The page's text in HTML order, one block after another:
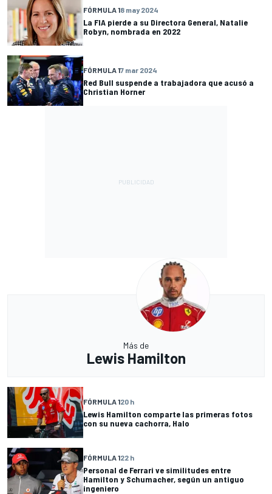
FÓRMULA 18 may 2024
La FIA pierde a su Directora General, Natalie
Robyn, nombrada en 2022
FÓRMULA 17 mar 2024
Red Bull suspende a trabajadora que acusó a
Christian Horner
Más de
Lewis Hamilton
FÓRMULA 120 h
Lewis Hamilton comparte las primeras fotos
con su nueva cachorra, Halo
FÓRMULA 122 h
Personal de Ferrari ve similitudes entre
Hamilton y Schumacher, según un antiguo
ingeniero